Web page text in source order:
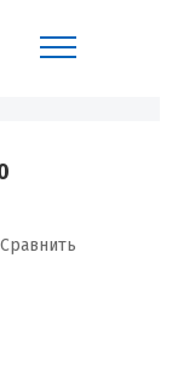
Сравнить